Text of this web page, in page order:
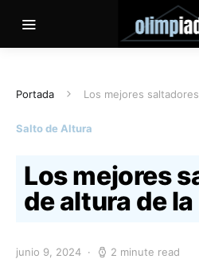
Portada Los mejores
Salto de Altura
Los mejores
de altura de
junio 9, 2024 2 minute read